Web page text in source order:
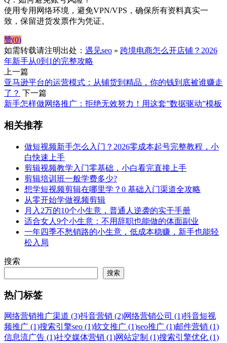
使用专用网络环境，避免VPN/VPS，确保所有资料真实一
致，保留进货发票作为凭证。
赞(0)
如需转载请注明出处： 遇见seo » 跨境电商怎么开店铺？2026
年新手从0到1的完整攻略
上一篇
亚马逊平台的运营模式：从铺货到精品，你的钱到底被谁赚走
了？ 下一篇
新手怎样做网络推广：拒绝无效努力！用这套”数据驱动”模板
相关推荐
做短视频新手怎么入门？2026零成本起号完整教程，小
白快速上手
剪辑视频教学入门零基础，小白看完直接上手
剪辑培训班一般学费多少?
想学短视频剪辑在哪里学？0 基础入门渠道全攻略
从零开始学做视频剪辑
月入2万的10个小生意，普通人逆袭的实干手册
适合女人9个小生意：不用辞职也能做的体面副业
一年四季不愁销路的小生意，低成本稳赚，新手也能轻
松入局
搜索
搜索
热门标签
网络营销推广渠道 (3)抖音营销 (2)网络营销公司 (1)抖音短视
频推广 (1)搜索引擎seo (1)软文推广 (1)seo推广 (1)邮件营销 (1)
信息流广告 (1)社交媒体营销 (1)网站定制 (1)搜索引擎优化 (1)